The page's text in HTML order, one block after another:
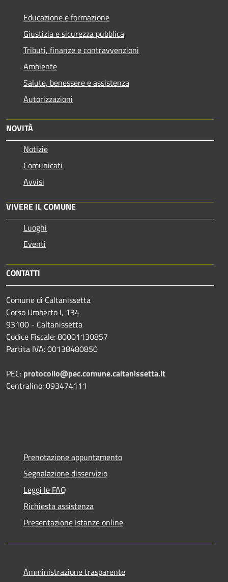
Educazione e formazione
Giustizia e sicurezza pubblica
Tributi, finanze e contravvenzioni
Ambiente
Salute, benessere e assistenza
Autorizzazioni
NOVITÀ
Notizie
Comunicati
Avvisi
VIVERE IL COMUNE
Luoghi
Eventi
CONTATTI
Comune di Caltanissetta
Corso Umberto I, 134
93100 - Caltanissetta
Codice Fiscale: 80001130857
Partita IVA: 00138480850
PEC: protocollo@pec.comune.caltanissetta.it
Centralino: 093474111
Prenotazione appuntamento
Segnalazione disservizio
Leggi le FAQ
Richiesta assistenza
Presentazione Istanze online
Amministrazione trasparente